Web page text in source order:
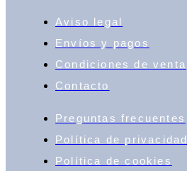
Aviso legal
Envíos y pagos
Condiciones de venta
Contacto
Preguntas frecuentes
Política de privacidad
Política de cookies